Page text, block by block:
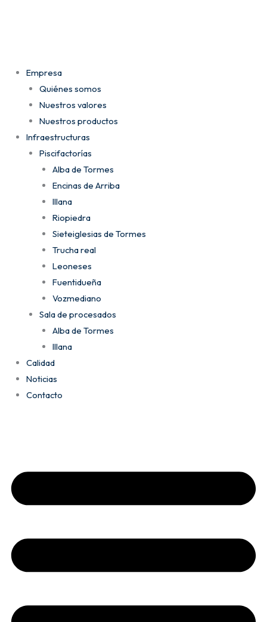
Empresa
Quiénes somos
Nuestros valores
Nuestros productos
Infraestructuras
Piscifactorías
Alba de Tormes
Encinas de Arriba
Illana
Riopiedra
Sieteiglesias de Tormes
Trucha real
Leoneses
Fuentidueña
Vozmediano
Sala de procesados
Alba de Tormes
Illana
Calidad
Noticias
Contacto